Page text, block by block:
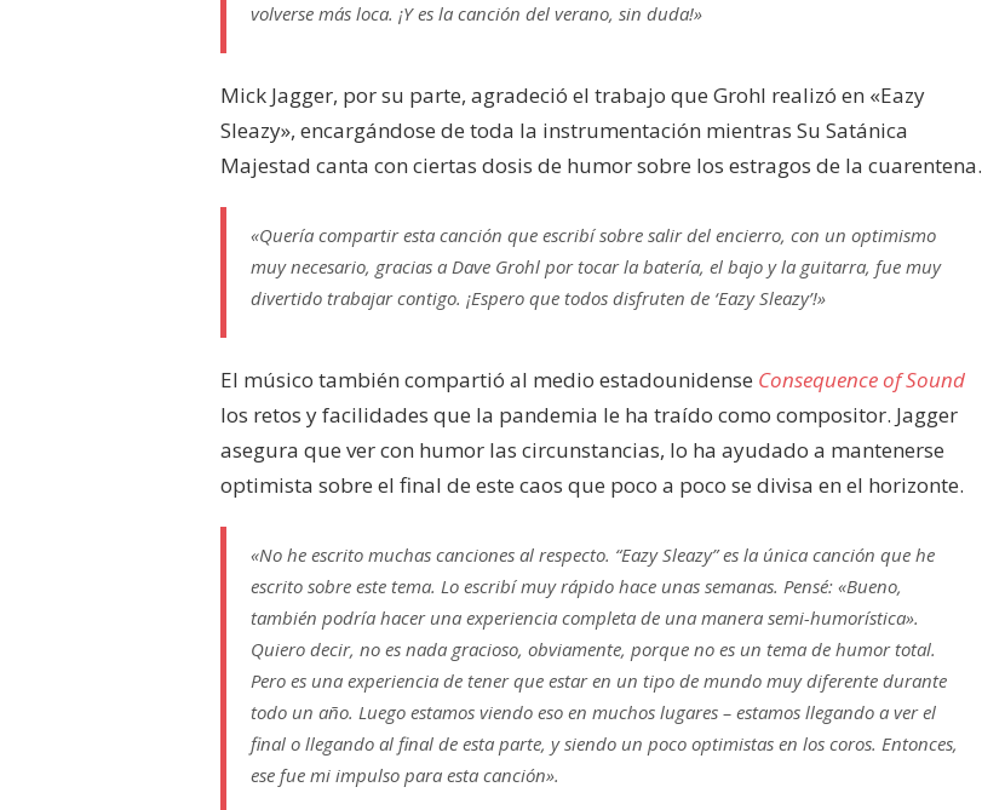
volverse más loca. ¡Y es la canción del verano, sin duda!»
Mick Jagger, por su parte, agradeció el trabajo que Grohl realizó en «Eazy
Sleazy», encargándose de toda la instrumentación mientras Su Satánica
Majestad canta con ciertas dosis de humor sobre los estragos de la cuarentena.
«Quería compartir esta canción que escribí sobre salir del encierro, con un optimismo
muy necesario, gracias a Dave Grohl por tocar la batería, el bajo y la guitarra, fue muy
divertido trabajar contigo. ¡Espero que todos disfruten de ‘Eazy Sleazy’!»
El músico también compartió al medio estadounidense Consequence of Sound
los retos y facilidades que la pandemia le ha traído como compositor. Jagger
asegura que ver con humor las circunstancias, lo ha ayudado a mantenerse
optimista sobre el final de este caos que poco a poco se divisa en el horizonte.
«No he escrito muchas canciones al respecto. “Eazy Sleazy” es la única canción que he
escrito sobre este tema. Lo escribí muy rápido hace unas semanas. Pensé: «Bueno,
también podría hacer una experiencia completa de una manera semi-humorística».
Quiero decir, no es nada gracioso, obviamente, porque no es un tema de humor total.
Pero es una experiencia de tener que estar en un tipo de mundo muy diferente durante
todo un año. Luego estamos viendo eso en muchos lugares – estamos llegando a ver el
final o llegando al final de esta parte, y siendo un poco optimistas en los coros. Entonces,
ese fue mi impulso para esta canción».